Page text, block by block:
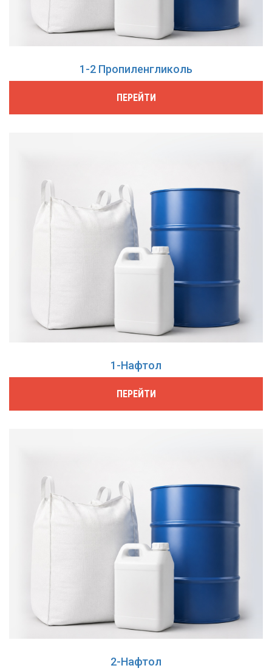
1-2 Пропиленгликоль
ПЕРЕЙТИ
1-Нафтол
ПЕРЕЙТИ
2-Нафтол